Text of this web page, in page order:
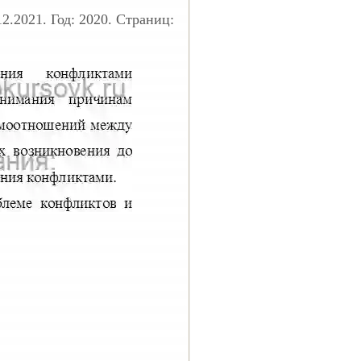
Год: 2020. Страниц: